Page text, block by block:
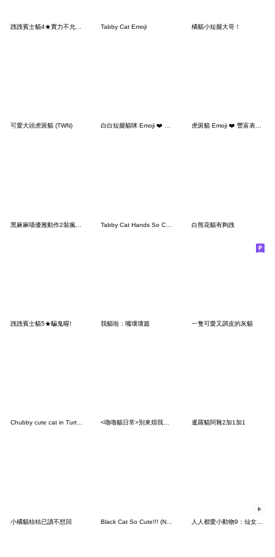
Tabby Cat Emoji 橘貓小短腿大哥！
可愛大頭虎斑貓 (TWN) 白白短腿貓咪 Emoji ❤️ 豐富表情 21 虎斑貓 Emoji ❤️ 豐富表情18
白熊花貓有夠跩
跩跩賓士貓5★騙鬼喔! 我貓啦：嘴壞壞篇 一隻可愛又調皮的灰貓
Chubby cute cat in Turtlet outfit [TW] <嚕嚕貓日常>別來煩我♡♡♡～ 暹羅貓阿雜2加1加1
小橘貓桔桔已讀不想回 人人都愛小動物9：仙女顯化之路